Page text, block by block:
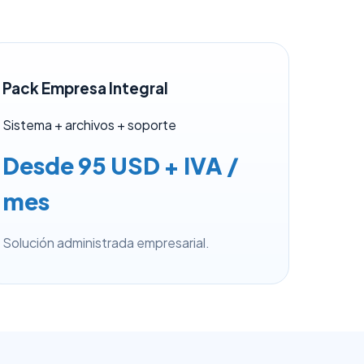
Pack Empresa Integral
Sistema + archivos + soporte
Desde 95 USD + IVA /
mes
Solución administrada empresarial.